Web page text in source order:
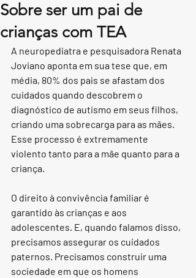
Sobre ser um pai de
crianças com TEA
A neuropediatra e pesquisadora Renata
Joviano aponta em sua tese que, em
média, 80% dos pais se afastam dos
cuidados quando descobrem o
diagnóstico de autismo em seus filhos,
criando uma sobrecarga para as mães.
Esse processo é extremamente
violento tanto para a mãe quanto para a
criança.
O direito à convivência familiar é
garantido às crianças e aos
adolescentes. E, quando falamos disso,
precisamos assegurar os cuidados
paternos. Precisamos construir uma
sociedade em que os homens